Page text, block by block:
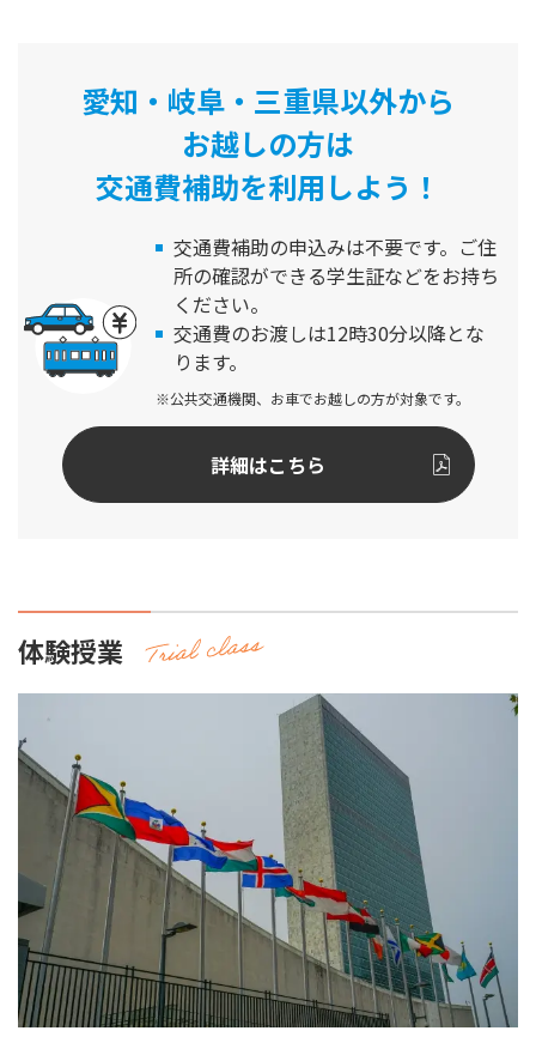
愛知・岐阜・三重県以外から
お越しの方は
交通費補助を利用しよう！
交通費補助の申込みは不要です。 ご住
所の確認ができる学生証などをお持ち
ください。
交通費のお渡しは12時30分以降とな
ります。
※公共交通機関、お車でお越しの方が対象です。
詳細はこちら
体験授業